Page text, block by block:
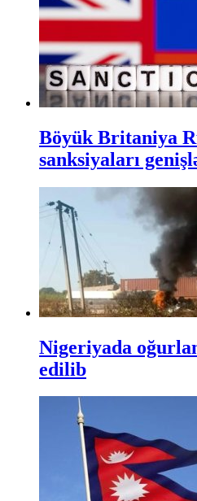
Böyük Britaniya
sanksiyaları
Nigeriyada
edilib